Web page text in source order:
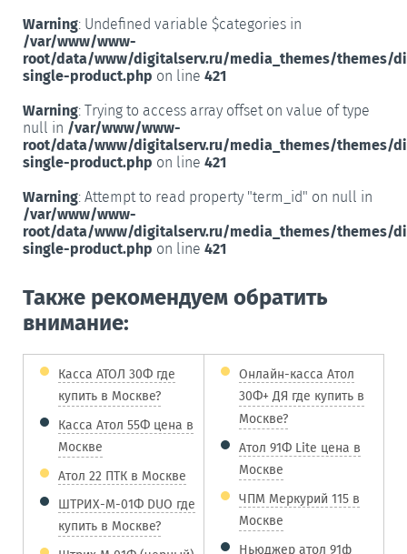
Warning: Undefined variable $categories in
/var/www/www-
root/data/www/digitalserv.ru/media_themes/themes/
single-product.php on line 421
Warning: Trying to access array offset on value of type
null in /var/www/www-
root/data/www/digitalserv.ru/media_themes/themes/
single-product.php on line 421
Warning: Attempt to read property "term_id" on null in
/var/www/www-
root/data/www/digitalserv.ru/media_themes/themes/
single-product.php on line 421
Также рекомендуем обратить
внимание:
Касса АТОЛ 30Ф где
купить в Москве?
Касса Атол 55Ф цена в
Москве
Атол 22 ПТК в Москве
ШТРИХ-М-01Ф DUO где
купить в Москве?
Онлайн-касса Атол
30Ф+ ДЯ где купить в
Москве?
Атол 91Ф Lite цена в
Москве
ЧПМ Меркурий 115 в
Москве
Ньюджер атол 91ф